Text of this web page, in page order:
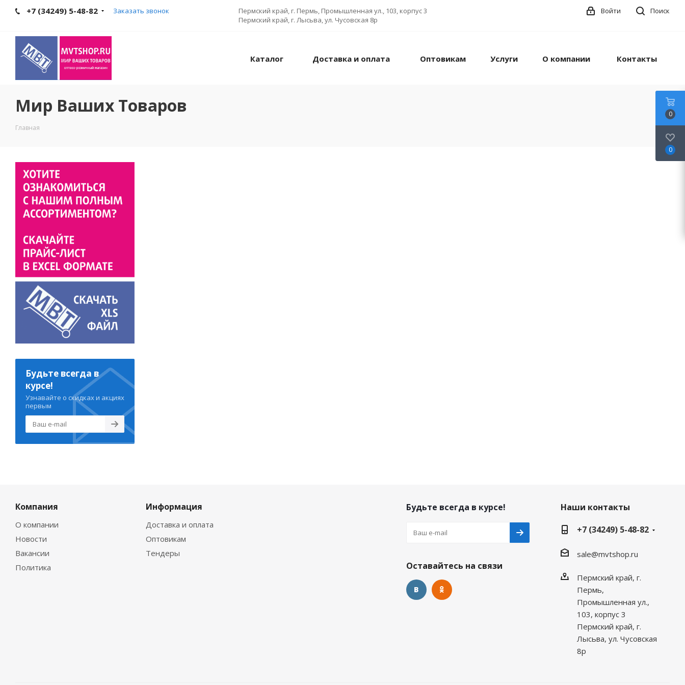
+7 (34249) 5-48-82 Заказать звонок
Пермский край, г. Пермь, Промышленная ул., 103, корпус 3
Пермский край, г. Лысьва, ул. Чусовская 8р
Поиск
Войти
Каталог Доставка и оплата Оптовикам Услуги О компании Контакты
Мир Ваших Товаров
Главная
Будьте всегда в
курсе!
Узнавайте о скидках и акциях
первым
Компания
О компании
Новости
Вакансии
Политика
Информация
Доставка и оплата
Оптовикам
Тендеры
Будьте всегда в курсе!
Оставайтесь на связи
Наши контакты
+7 (34249) 5-48-82
sale@mvtshop.ru
Пермский край, г.
Пермь,
Промышленная ул.,
103, корпус 3
Пермский край, г.
Лысьва, ул. Чусовская
8р
0
0